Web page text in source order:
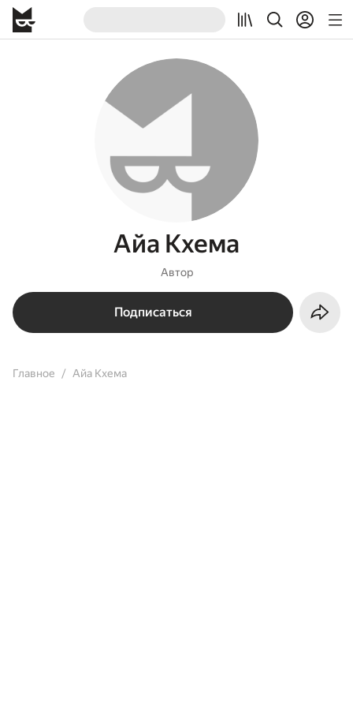
Айа Кхема
Автор
Подписаться
Главное Айа Кхема